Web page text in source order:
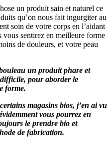
un produit sain et naturel ce
qu’on nous fait ingurgiter au
soin de votre corps en l’aidant
vous sentirez en meilleure forme
de douleurs, et votre peau
un produit phare et
pour aborder le
forme.
magasins bios, j’en ai vu
vous pourrez en
le prendre bio et
de fabrication.